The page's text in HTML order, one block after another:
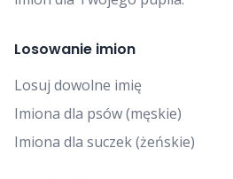
Losowanie imion
Losuj dowolne imię
Imiona dla psów (męskie)
Imiona dla suczek (żeńskie)